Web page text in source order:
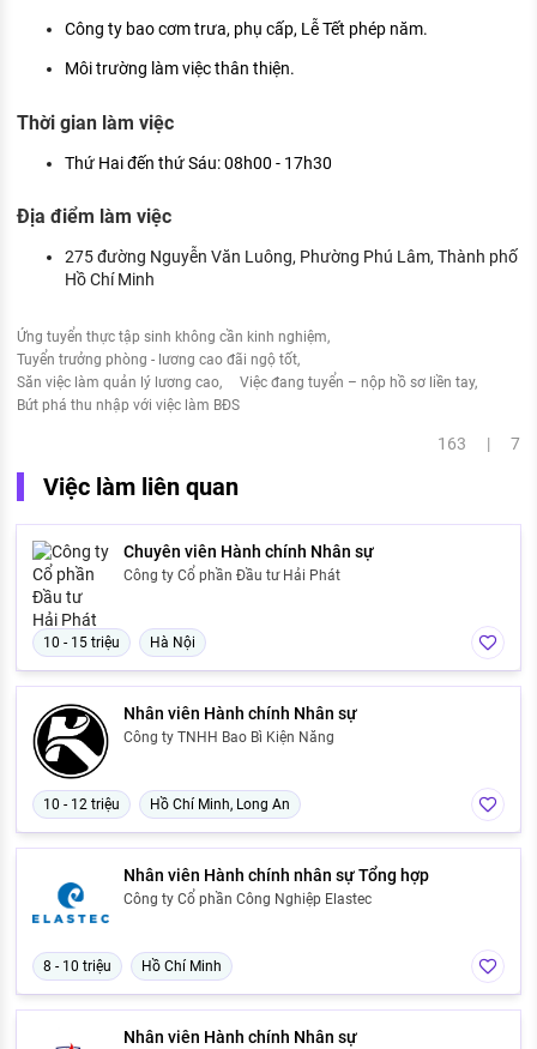
Công ty bao cơm trưa, phụ cấp, Lễ Tết phép năm.
Môi trường làm việc thân thiện.
Thời gian làm việc
Thứ Hai đến thứ Sáu: 08h00 - 17h30
Địa điểm làm việc
275 đường Nguyễn Văn Luông, Phường Phú Lâm, Thành phố
Hồ Chí Minh
Ứng tuyển thực tập sinh không cần kinh nghiệm
Tuyển trưởng phòng - lương cao đãi ngộ tốt
Săn việc làm quản lý lương cao
Việc đang tuyển – nộp hồ sơ liền tay
Bứt phá thu nhập với việc làm BĐS
163 | 7
Việc làm liên quan
Chuyên viên Hành chính Nhân sự
Công ty Cổ phần Đầu tư Hải Phát
10 - 15 triệu Hà Nội
Nhân viên Hành chính Nhân sự
Công ty TNHH Bao Bì Kiện Năng
10 - 12 triệu Hồ Chí Minh, Long An
Nhân viên Hành chính nhân sự Tổng hợp
Công ty Cổ phần Công Nghiệp Elastec
8 - 10 triệu Hồ Chí Minh
Nhân viên Hành chính Nhân sự